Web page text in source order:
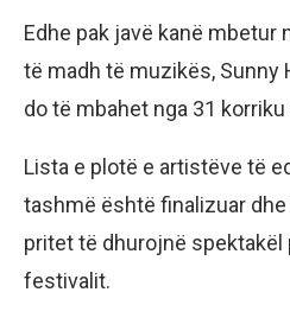
Edhe pak javë kanë mbetur
të madh të muzikës, Sunny
do të mbahet nga 31
Lista e plotë e artistëve të
tashmë është finalizuar
pritet të dhurojnë spektakël
festivalit.